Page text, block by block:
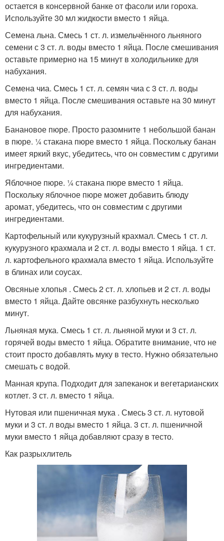
остается в консервной банке от фасоли или гороха.
Используйте 30 мл жидкости вместо 1 яйца.
Семена льна. Смесь 1 ст. л. измельчённого льняного
семени с 3 ст. л. воды вместо 1 яйца. После смешивания
оставьте примерно на 15 минут в холодильнике для
набухания.
Семена чиа. Смесь 1 ст. л. семян чиа с 3 ст. л. воды
вместо 1 яйца. После смешивания оставьте на 30 минут
для набухания.
Банановое пюре. Просто разомните 1 небольшой банан
в пюре. ¼ стакана пюре вместо 1 яйца. Поскольку банан
имеет яркий вкус, убедитесь, что он совместим с другими
ингредиентами.
Яблочное пюре. ¼ стакана пюре вместо 1 яйца.
Поскольку яблочное пюре может добавить блюду
аромат, убедитесь, что он совместим с другими
ингредиентами.
Картофельный или кукурузный крахмал. Смесь 1 ст. л.
кукурузного крахмала и 2 ст. л. воды вместо 1 яйца. 1 ст.
л. картофельного крахмала вместо 1 яйца. Используйте
в блинах или соусах.
Овсяные хлопья . Смесь 2 ст. л. хлопьев и 2 ст. л. воды
вместо 1 яйца. Дайте овсянке разбухнуть несколько
минут.
Льняная мука. Смесь 1 ст. л. льняной муки и 3 ст. л.
горячей воды вместо 1 яйца. Обратите внимание, что не
стоит просто добавлять муку в тесто. Нужно обязательно
смешать с водой.
Манная крупа. Подходит для запеканок и вегетарианских
котлет. 3 ст. л. вместо 1 яйца.
Нутовая или пшеничная мука . Смесь 3 ст. л. нутовой
муки и 3 ст. л воды вместо 1 яйца. 3 ст. л. пшеничной
муки вместо 1 яйца добавляют сразу в тесто.
Как разрыхлитель